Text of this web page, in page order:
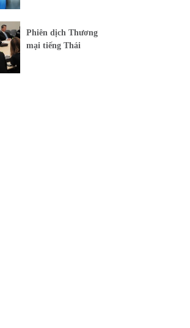
Phiên dịch Thương
mại tiếng Thái